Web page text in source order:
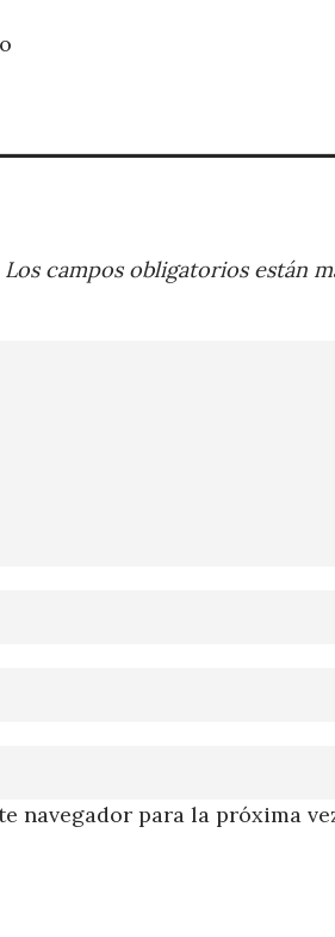
Los campos obligatorios están
navegador para la próxima